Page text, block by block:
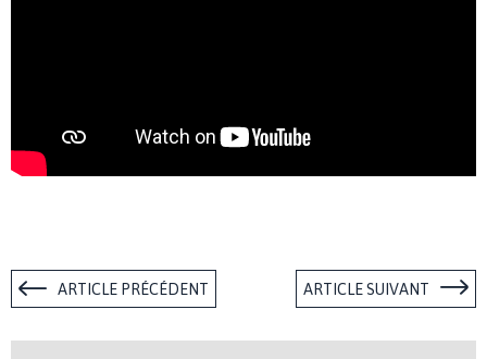
ARTICLE PRÉCÉDENT ARTICLE SUIVANT